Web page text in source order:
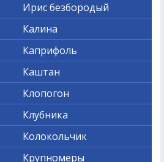
Ирис безбородый
Калина
Каприфоль
Каштан
Клопогон
Клубника
Колокольчик
Крупномеры